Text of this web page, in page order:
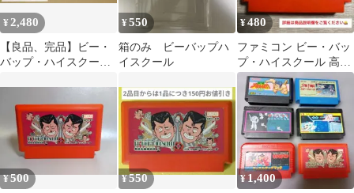
¥ 2,480
【良品、完品】ビー・
バップ・ハイスクール
¥550
箱のみ ビーバップハ
イスクール
¥480
ファミコン ビー・バッ
プ・ハイスクール 高校
生極楽伝説
¥500 ¥550 ¥1,400